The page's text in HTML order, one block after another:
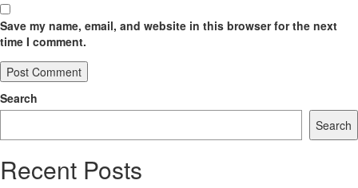
Save my name, email, and website in this browser for the next
time I comment.
Search
Search
Recent Posts